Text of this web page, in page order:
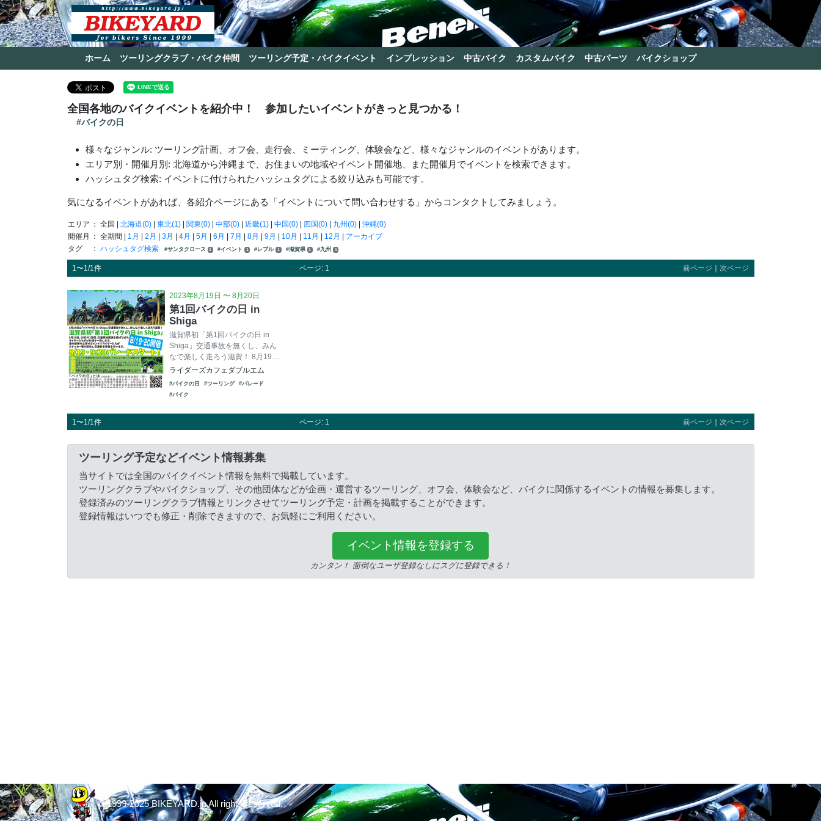
ホーム ツーリングクラブ・バイク仲間 ツーリング予定・バイクイベント インプレッション 中古バイク カスタムバイク 中古パーツ バイクショップ
全国各地のバイクイベントを紹介中！ 参加したいイベントがきっと見つかる！
#バイクの日
様々なジャンル: ツーリング計画、オフ会、走行会、ミーティング、体験会など、様々なジャンルのイベントがあります。
エリア別・開催月別: 北海道から沖縄まで、お住まいの地域やイベント開催地、また開催月でイベントを検索できます。
ハッシュタグ検索: イベントに付けられたハッシュタグによる絞り込みも可能です。
気になるイベントがあれば、各紹介ページにある「イベントについて問い合わせする」からコンタクトしてみましょう。
エリア ： 全国 | 北海道(0)| 東北(1)| 関東(0)| 中部(0)| 近畿(1)| 中国(0)| 四国(0)| 九州(0)| 沖縄(0)
開催月
： 全期間 | 1月 | 2月 | 3月 | 4月 | 5月 | 6月 | 7月 | 8月 | 9月 | 10月 | 11月 | 12月 | アーカイブ
タグ
： ハッシュタグ検索 #サンタクロース 1 #イベント 1 #レブル 1 #滋賀県 1 #九州 1
1〜1/1件 ページ: 1 前ページ 次ページ
2023年8月19日 〜 8月20日
第1回バイクの日 in
Shiga
滋賀県初「第1回バイクの日 in
Shiga」交通事故を無くし、みん
なで楽しく走ろう滋賀！ 8月19…
ライダーズカフェダブルエム
#バイクの日 #ツーリング
#パレード
#バイク
1〜1/1件 ページ: 1 前ページ ｜ 次ページ
ツーリング予定などイベント情報募集
当サイトでは全国のバイクイベント情報を無料で掲載しています。
ツーリングクラブやバイクショップ、その他団体などが企画・運営するツーリング、オフ会、体験会など、バイクに関係するイベントの情報を募集します。
登録済みのツーリングクラブ情報とリンクさせてツーリング予定・計画を掲載することができます。
登録情報はいつでも修正・削除できますので、お気軽にご利用ください。
イベント情報を登録する
カンタン！ 面倒なユーザ登録なしにスグに登録できる！
© 1999-2025 BIKEYARD.jp All rights reserved.